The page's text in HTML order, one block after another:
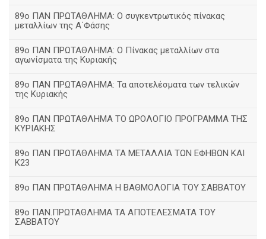
89ο ΠΑΝ ΠΡΩΤΑΘΛΗΜΑ: Ο συγκεντρωτικός πίνακας
μεταλλίων της Α΄Φάσης
89ο ΠΑΝ ΠΡΩΤΑΘΛΗΜΑ: Ο Πίνακας μεταλλίων στα
αγωνίσματα της Κυριακής
89ο ΠΑΝ ΠΡΩΤΑΘΛΗΜΑ: Τα αποτελέσματα των τελικών
της Κυριακής
89ο ΠΑΝ ΠΡΩΤΑΘΛΗΜΑ ΤΟ ΩΡΟΛΟΓΙΟ ΠΡΟΓΡΑΜΜΑ ΤΗΣ
ΚΥΡΙΑΚΗΣ
89ο ΠΑΝ ΠΡΩΤΑΘΛΗΜΑ ΤΑ ΜΕΤΑΛΛΙΑ ΤΩΝ ΕΦΗΒΩΝ ΚΑΙ
Κ23
89ο ΠΑΝ ΠΡΩΤΑΘΛΗΜΑ Η ΒΑΘΜΟΛΟΓΙΑ ΤΟΥ ΣΑΒΒΑΤΟΥ
89ο ΠΑΝ.ΠΡΩΤΑΘΛΗΜΑ ΤΑ ΑΠΟΤΕΛΕΣΜΑΤΑ ΤΟΥ
ΣΑΒΒΑΤΟΥ